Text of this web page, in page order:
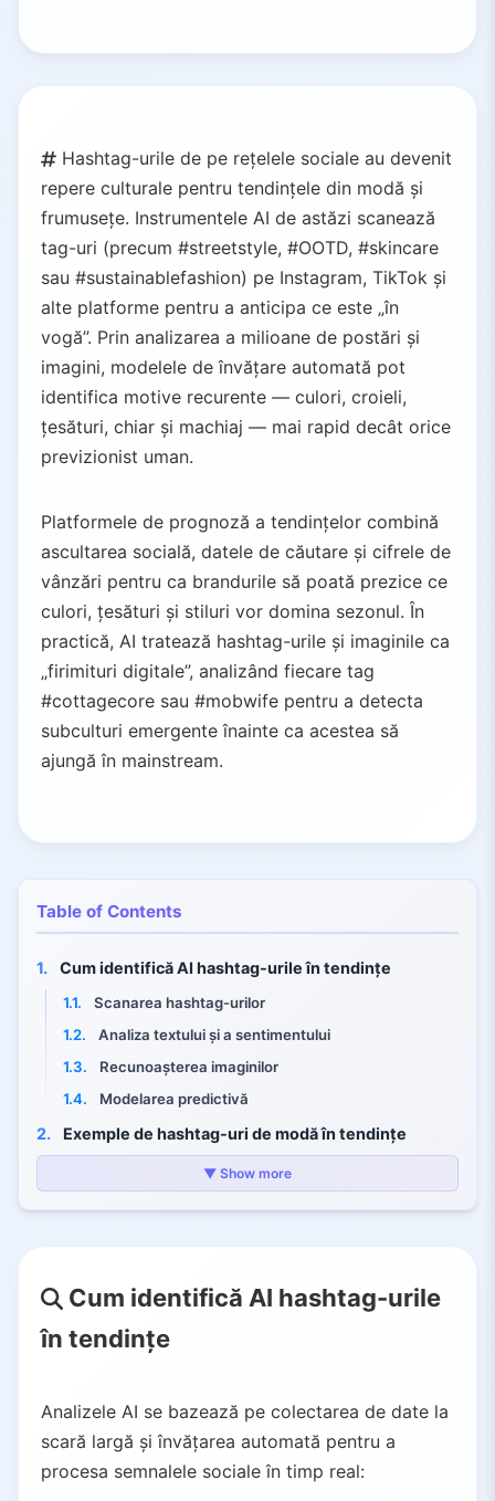
Hashtag-urile de pe rețelele sociale au devenit
repere culturale pentru tendințele din modă și
frumusețe. Instrumentele AI de astăzi scanează
tag-uri (precum #streetstyle, #OOTD, #skincare
sau #sustainablefashion) pe Instagram, TikTok și
alte platforme pentru a anticipa ce este „în
vogă”. Prin analizarea a milioane de postări și
imagini, modelele de învățare automată pot
identifica motive recurente — culori, croieli,
țesături, chiar și machiaj — mai rapid decât orice
previzionist uman.
Platformele de prognoză a tendințelor combină
ascultarea socială, datele de căutare și cifrele de
vânzări pentru ca brandurile să poată prezice ce
culori, țesături și stiluri vor domina sezonul. În
practică, AI tratează hashtag-urile și imaginile ca
„firimituri digitale”, analizând fiecare tag
#cottagecore sau #mobwife pentru a detecta
subculturi emergente înainte ca acestea să
ajungă în mainstream.
Table of Contents
1. Cum identifică AI hashtag-urile în tendințe
1.1.
Scanarea hashtag-urilor
1.2.
Analiza textului și a sentimentului
1.3.
Recunoașterea imaginilor
1.4.
Modelarea predictivă
2. Exemple de hashtag-uri de modă în tendințe
Iarna 2025 (TikTok)
3.1. Talkwalker Free Social Search
3.2. RiteTag
3.5.
TikTok Analytics (Exolyt)
TikTok Analytics (All Ears)
▼ Show more
Cum identifică AI hashtag-urile
în tendințe
Analizele AI se bazează pe colectarea de date la
scară largă și învățarea automată pentru a
procesa semnalele sociale în timp real: